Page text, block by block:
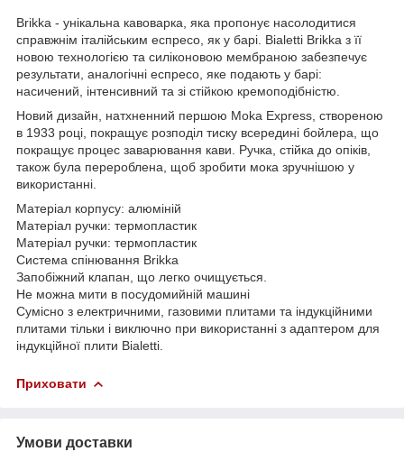
Brikka - унікальна кавоварка, яка пропонує насолодитися
справжнім італійським еспресо, як у барі. Bialetti Brikka з її
новою технологією та силіконовою мембраною забезпечує
результати, аналогічні еспресо, яке подають у барі:
насичений, інтенсивний та зі стійкою кремоподібністю.
Новий дизайн, натхненний першою Moka Express, створеною
в 1933 році, покращує розподіл тиску всередині бойлера, що
покращує процес заварювання кави. Ручка, стійка до опіків,
також була перероблена, щоб зробити мока зручнішою у
використанні.
Матеріал корпусу: алюміній
Матеріал ручки: термопластик
Матеріал ручки: термопластик
Система спінювання Brikka
Запобіжний клапан, що легко очищується.
Не можна мити в посудомийній машині
Сумісно з електричними, газовими плитами та індукційними
плитами тільки і виключно при використанні з адаптером для
індукційної плити Bialetti.
Приховати
Умови доставки